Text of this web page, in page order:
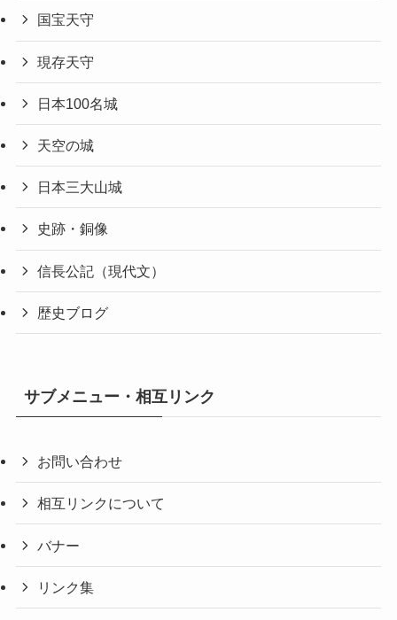
国宝天守
現存天守
日本100名城
天空の城
日本三大山城
史跡・銅像
信長公記（現代文）
歴史ブログ
サブメニュー・相互リンク
お問い合わせ
相互リンクについて
バナー
リンク集